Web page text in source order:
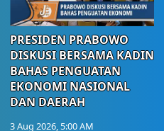
PRESIDEN PRABOWO
DISKUSI BERSAMA KADIN
BAHAS PENGUATAN
EKONOMI NASIONAL
DAN DAERAH
3 Aug 2026, 5:00 AM